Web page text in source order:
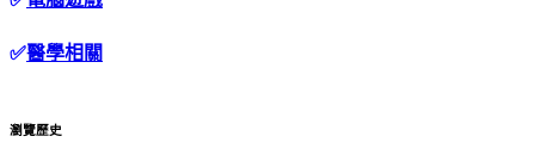
✅醫學相關
瀏覽歷史